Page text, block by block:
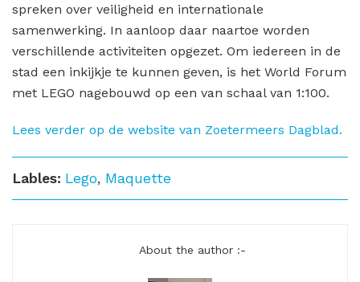
spreken over veiligheid en internationale
samenwerking. In aanloop daar naartoe worden
verschillende activiteiten opgezet. Om iedereen in de
stad een inkijkje te kunnen geven, is het World Forum
met LEGO nagebouwd op een van schaal van 1:100.
Lees verder op de website van Zoetermeers Dagblad.
Lables: Lego, Maquette
About the author :-